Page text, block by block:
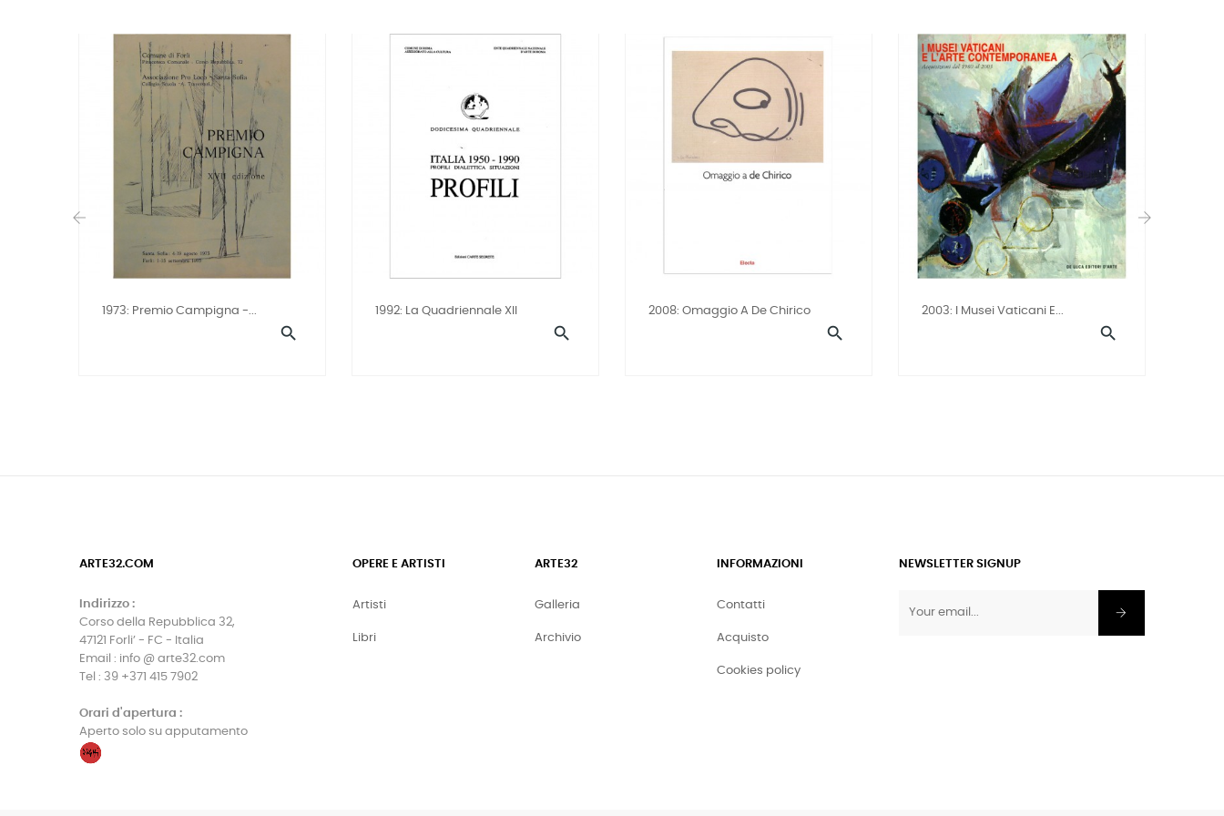
1973: Premio Campigna -...

1992: La Quadriennale XII

2008: Omaggio A De Chirico

2003: I Musei Vaticani E...

ARTE32.COM
Indirizzo :
Corso della Repubblica 32,
47121 Forli’ - FC - Italia
Email : info @ arte32.com
Tel : 39 +371 415 7902
Orari d'apertura :
Aperto solo su apputamento
OPERE E ARTISTI
Artisti
Libri
ARTE32
Galleria
Archivio
INFORMAZIONI
Contatti
Acquisto
Cookies policy
NEWSLETTER SIGNUP